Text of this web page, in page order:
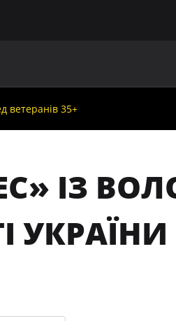
ветеранів 35+
ІЗ
УКРАЇНИ